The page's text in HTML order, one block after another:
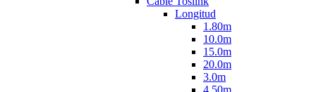
Longitud
1.80m
10.0m
15.0m
20.0m
3.0m